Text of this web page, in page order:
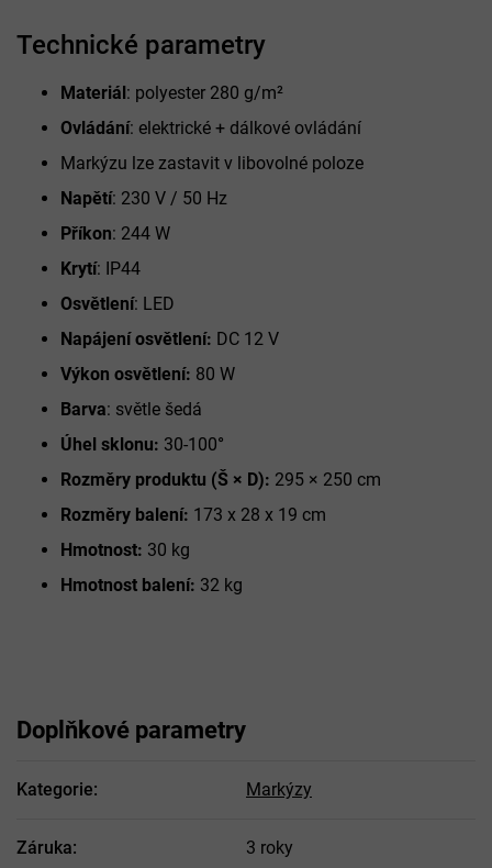
Technické parametry
Materiál: polyester 280 g/m²
Ovládání: elektrické + dálkové ovládání
Markýzu lze zastavit v libovolné poloze
Napětí: 230 V / 50 Hz
Příkon: 244 W
Krytí: IP44
Osvětlení: LED
Napájení osvětlení: DC 12 V
Výkon osvětlení: 80 W
Barva: světle šedá
Úhel sklonu: 30-100°
Rozměry produktu (Š × D): 295 × 250 cm
Rozměry balení: 173 x 28 x 19 cm
Hmotnost: 30 kg
Hmotnost balení: 32 kg
Doplňkové parametry
Kategorie: Markýzy
Záruka: 3 roky